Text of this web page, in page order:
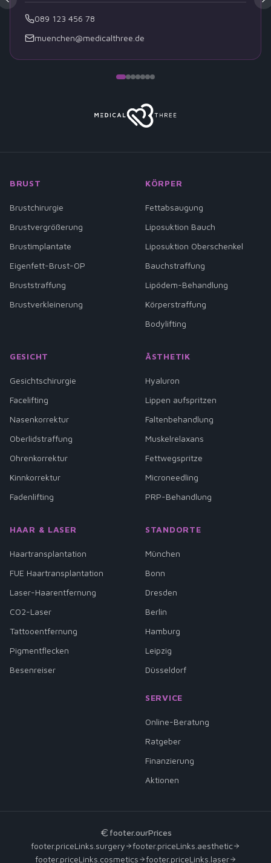
089 123 456 78
muenchen@medicalthree.de
BRUST
Brustchirurgie
Brustvergrößerung
Brustimplantate
Eigenfett-Brust-OP
Bruststraffung
Brustverkleinerung
KÖRPER
Fettabsaugung
Liposuktion Bauch
Liposuktion Oberschenkel
Bauchstraffung
Lipödem-Behandlung
Körperstraffung
Bodylifting
GESICHT
Gesichtschirurgie
Facelifting
Nasenkorrektur
Oberlidstraffung
Ohrenkorrektur
Kinnkorrektur
Fadenlifting
ÄSTHETIK
Hyaluron
Lippen aufspritzen
Faltenbehandlung
Muskelrelaxans
Fettwegspritze
Microneedling
PRP-Behandlung
HAAR & LASER
Haartransplantation
FUE Haartransplantation
Laser-Haarentfernung
CO2-Laser
Tattooentfernung
Pigmentflecken
Besenreiser
STANDORTE
München
Bonn
Dresden
Berlin
Hamburg
Leipzig
Düsseldorf
SERVICE
Online-Beratung
Ratgeber
Finanzierung
Aktionen
footer.ourPrices
footer.priceLinks.surgery
footer.priceLinks.aesthetic
footer.priceLinks.cosmetics
footer.priceLinks.laser